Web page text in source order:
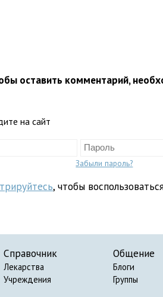
оставить комментарий,
на сайт
Забыли пароль?
, чтобы
Справочник
Лекарства
Учреждения
Общение
Блоги
Группы